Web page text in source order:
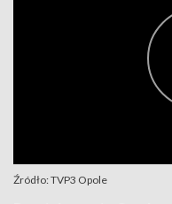
Źródło: TVP3 Opole